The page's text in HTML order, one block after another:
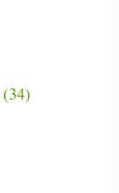
(34)